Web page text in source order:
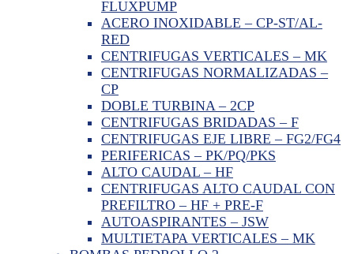
FLUXPUMP
ACERO INOXIDABLE – CP-ST/AL-
RED
CENTRIFUGAS VERTICALES – MK
CENTRIFUGAS NORMALIZADAS –
CP
DOBLE TURBINA – 2CP
CENTRIFUGAS BRIDADAS – F
CENTRIFUGAS EJE LIBRE – FG2/FG4
PERIFERICAS – PK/PQ/PKS
ALTO CAUDAL – HF
CENTRIFUGAS ALTO CAUDAL CON
PREFILTRO – HF + PRE-F
AUTOASPIRANTES – JSW
MULTIETAPA VERTICALES – MK